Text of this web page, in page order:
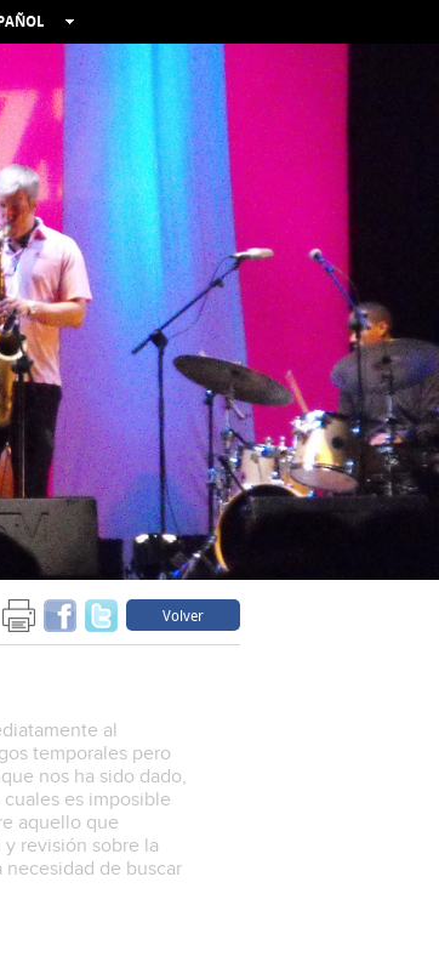
Volver
al
temporales pero
nos ha sido dado,
es imposible
aquello que
revisión sobre la
de buscar